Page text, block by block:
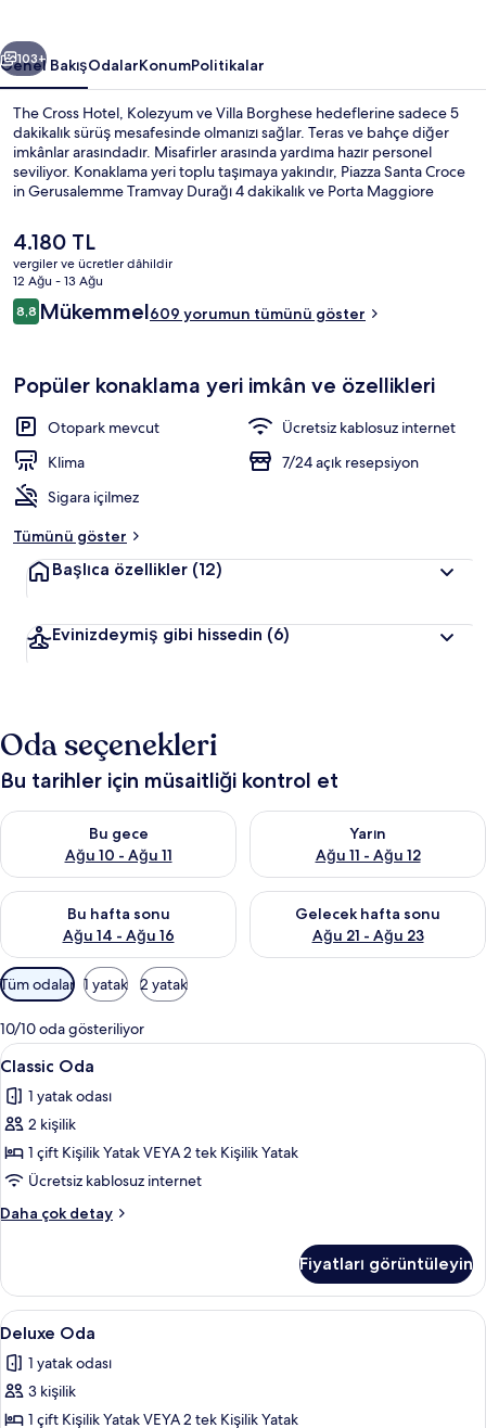
Sonraki
103+
Genel BakışOdalarKonumPolitikalar
The Cross Hotel, Kolezyum ve Villa Borghese hedeflerine sadece 5
dakikalık sürüş mesafesinde olmanızı sağlar. Teras ve bahçe diğer
imkânlar arasındadır. Misafirler arasında yardıma hazır personel
seviliyor. Konaklama yeri toplu taşımaya yakındır, Piazza Santa Croce
in Gerusalemme Tramvay Durağı 4 dakikalık ve Porta Maggiore
Şu
anki
fiyat
4.180 TL
4.180 TL
vergiler ve ücretler dâhildir
12 Ağu - 13 Ağu
Yorumlar
8,88,8/10
Mükemmel609 yorumun tümünü göster
Popüler konaklama yeri imkân ve özellikleri
Otopark mevcut
Ücretsiz kablosuz internet
Klima
7/24 açık resepsiyon
Sigara içilmez
Tümünü göster
Başlıca özellikler (12)
Evinizdeymiş gibi hissedin (6)
Oda seçenekleri
Bu tarihler için müsaitliği kontrol et
Bu gece
Ağu 10 - Ağu 11
Bu gece için müsaitliği kontrol et Ağu 10 - Ağu 11
Yarın
Ağu 11 - Ağu 12
Yarın için müsaitliği kontrol et
Bu hafta sonu
Ağu 14 - Ağu 16
Bu hafta sonu için müsaitliği kontrol et Ağu 14 - Ağu 16
Gelecek hafta sonu
Ağu 21 - Ağu 23
Önümüzdeki hafta sonu için
Odalar
için
mevcut
filtreler
Tüm odalar 1 yatak 2 yatak
10/10 oda gösteriliyor
Classic
Oda
için
tüm
fotoğrafları
görün
Classic Oda | Minibar, odada kasa,
13
Classic Oda
1 yatak odası
2 kişilik
1 çift Kişilik Yatak VEYA 2 tek Kişilik Yatak
Ücretsiz kablosuz internet
Daha çok detay
Classic
fazla
detay
Fiyatları görüntüleyin
Deluxe
Oda
için
tüm
fotoğrafları
Deluxe Oda | Minibar, odada kasa,
13
Deluxe Oda
1 yatak odası
3 kişilik
1 çift Kişilik Yatak VEYA 2 tek Kişilik Yatak